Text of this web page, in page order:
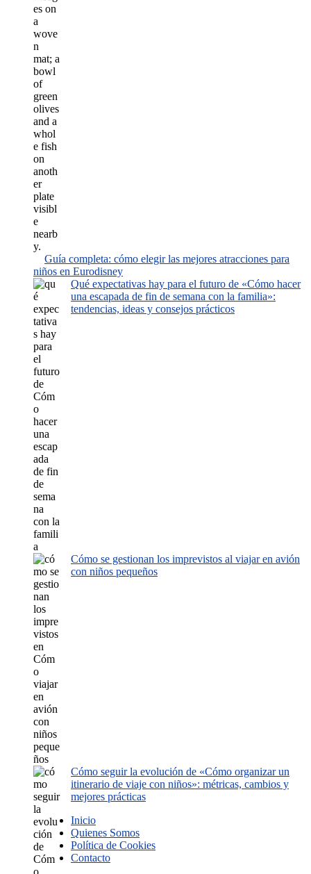
Guía completa: cómo elegir las mejores atracciones para
niños en Eurodisney
Qué expectativas hay para el futuro de «Cómo hacer
una escapada de fin de semana con la familia»:
tendencias, ideas y consejos prácticos
Cómo se gestionan los imprevistos al viajar en avión
con niños pequeños
Cómo seguir la evolución de «Cómo organizar un
itinerario de viaje con niños»: métricas, cambios y
mejores prácticas
Inicio
Quienes Somos
Política de Cookies
Contacto